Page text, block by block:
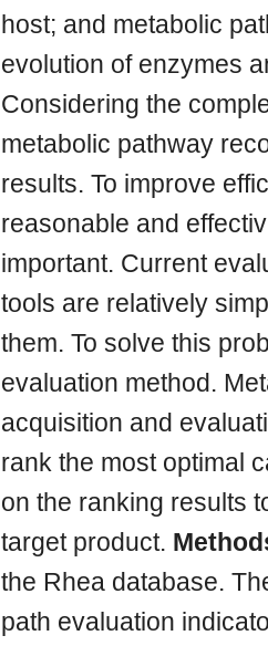
host; and metabolic
evolution of enzymes
Considering the
metabolic pathway
results. To improve
reasonable and
important. Current
tools are relatively
them. To solve this
evaluation method.
acquisition and
rank the most optimal
on the ranking results
target product.
the Rhea database.
path evaluation